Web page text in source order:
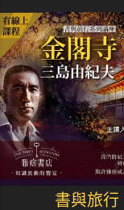
書與旅行